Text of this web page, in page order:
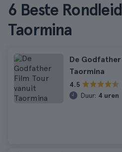
6 Beste
Taormina
De
Taormina
4.5
Duur: 4 uren